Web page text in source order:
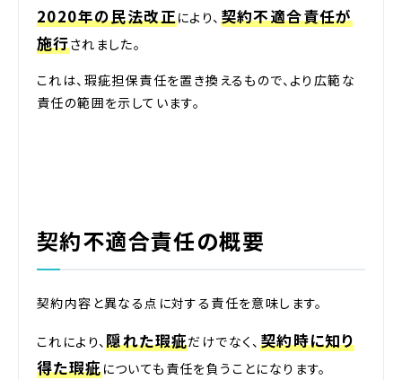
2020年の民法改正により、 契約不適合責任が
施行されました。
これは、瑕疵担保責任を置き換えるもので、より広範な
責任の範囲を示しています。
契約不適合責任の概要
契約内容と異なる点に対する責任を意味します。
これにより、隠れた瑕疵だけでなく、 契約時に知り
得た瑕疵についても責任を負うことになります。